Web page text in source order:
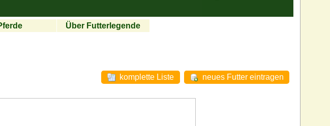
Über Futterlegende
komplette Liste neues Futter eintragen